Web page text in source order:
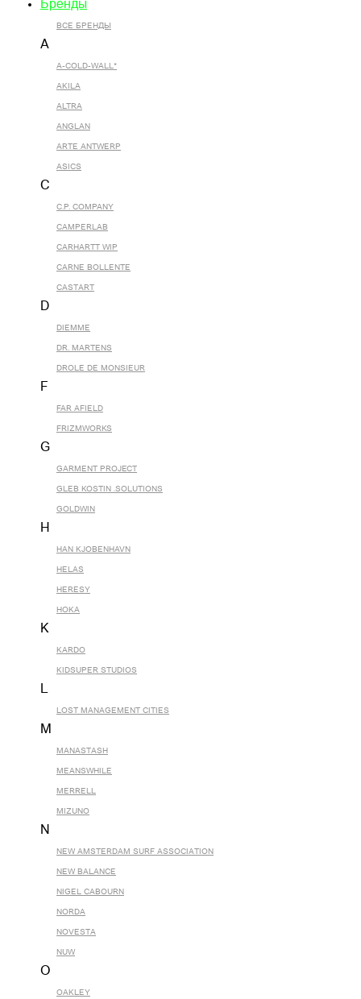
Бренды
ВСЕ БРЕНДЫ
A
A-COLD-WALL*
AKILA
ALTRA
ANGLAN
ARTE ANTWERP
ASICS
C
C.P. COMPANY
CAMPERLAB
CARHARTT WIP
CARNE BOLLENTE
CASTART
D
DIEMME
DR. MARTENS
DROLE DE MONSIEUR
F
FAR AFIELD
FRIZMWORKS
G
GARMENT PROJECT
GLEB KOSTIN .SOLUTIONS
GOLDWIN
H
HAN KJOBENHAVN
HELAS
HERESY
HOKA
K
KARDO
KIDSUPER STUDIOS
L
LOST MANAGEMENT CITIES
M
MANASTASH
MEANSWHILE
MERRELL
MIZUNO
N
NEW AMSTERDAM SURF ASSOCIATION
NEW BALANCE
NIGEL CABOURN
NORDA
NOVESTA
NUW
O
OAKLEY